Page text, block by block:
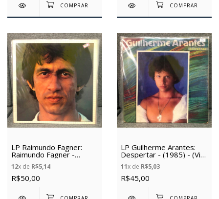
LP Raimundo Fagner:
Raimundo Fagner -
(1980) - (Vinil Usado)
12x de R$5,14
R$50,00
LP Guilherme Arantes:
Despertar - (1985) - (Vinil
Usado)
11x de R$5,03
R$45,00